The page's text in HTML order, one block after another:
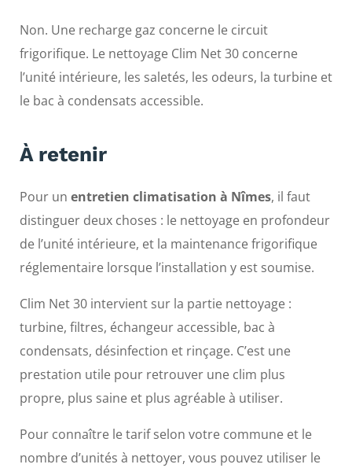
Non. Une recharge gaz concerne le circuit
frigorifique. Le nettoyage Clim Net 30 concerne
l’unité intérieure, les saletés, les odeurs, la turbine et
le bac à condensats accessible.
À retenir
Pour un entretien climatisation à Nîmes, il faut
distinguer deux choses : le nettoyage en profondeur
de l’unité intérieure, et la maintenance frigorifique
réglementaire lorsque l’installation y est soumise.
Clim Net 30 intervient sur la partie nettoyage :
turbine, filtres, échangeur accessible, bac à
condensats, désinfection et rinçage. C’est une
prestation utile pour retrouver une clim plus
propre, plus saine et plus agréable à utiliser.
Pour connaître le tarif selon votre commune et le
nombre d’unités à nettoyer, vous pouvez utiliser le